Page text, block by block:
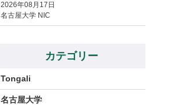
2026年08月17日
名古屋大学 NIC
カテゴリー
Tongali
名古屋大学